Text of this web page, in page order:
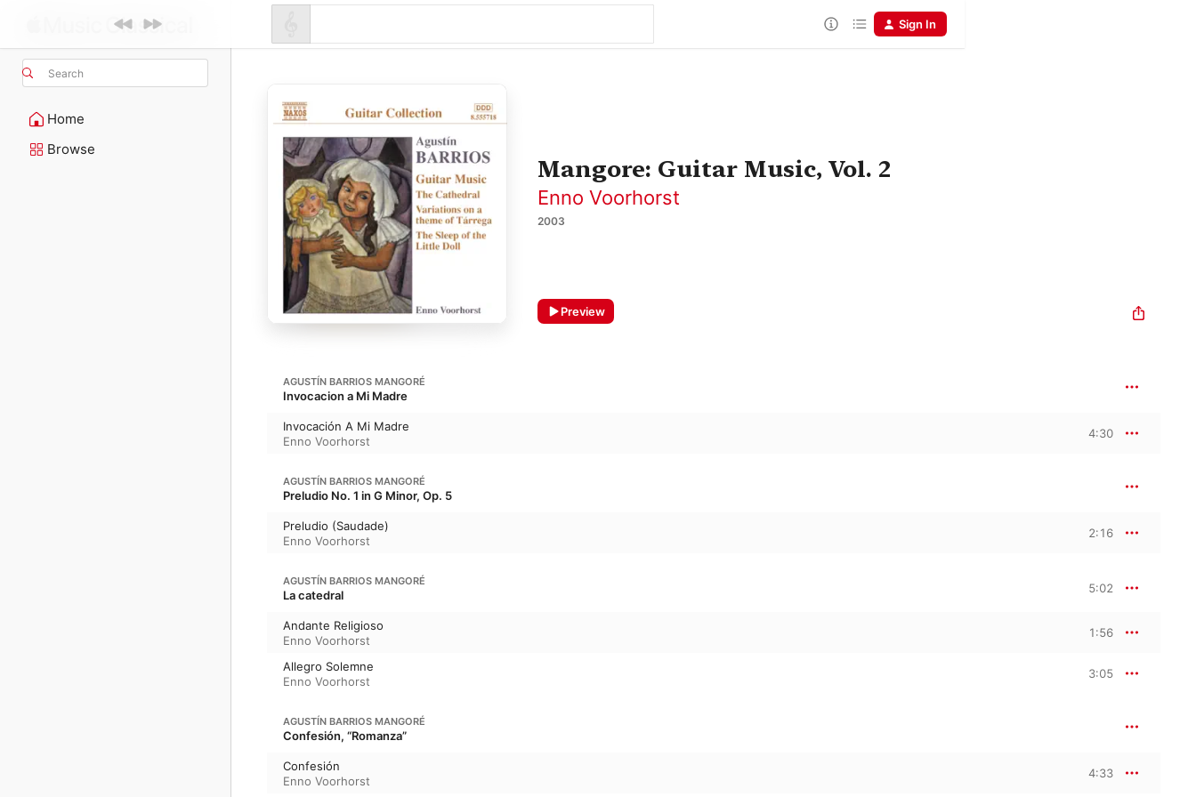
Search
Home
Browse
Sign In
Mangore: Guitar Music, Vol. 2
Enno Voorhorst
2003
Preview
AGUSTÍN BARRIOS MANGORÉ
Invocacion a Mi Madre
Invocación A Mi Madre
Enno Voorhorst
4:30
AGUSTÍN BARRIOS MANGORÉ
Preludio No. 1 in G Minor, Op. 5
Preludio (Saudade)
Enno Voorhorst
2:16
AGUSTÍN BARRIOS MANGORÉ
La catedral 5:02
Andante Religioso
Enno Voorhorst
1:56
Allegro Solemne
Enno Voorhorst
3:05
AGUSTÍN BARRIOS MANGORÉ
Confesión, “Romanza”
Confesión
Enno Voorhorst
4:33